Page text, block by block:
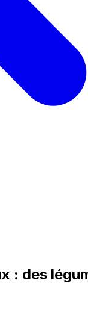
: des